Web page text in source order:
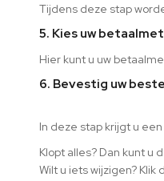
Tijdens deze stap
5. Kies uw
Hier kunt u uw
6. Bevestig uw
In deze stap krijgt u
Klopt alles? Dan kunt
Wilt u iets wijzigen? Klik